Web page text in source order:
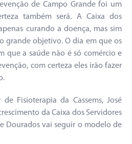
de Campo Grande foi um
também será. A Caixa dos
curando a doença, mas sim
grande objetivo. O dia em que os
que a saúde não é só comércio e
com certeza eles irão fazer
Fisioterapia da Cassems, José
da Caixa dos Servidores
Dourados vai seguir o modelo de